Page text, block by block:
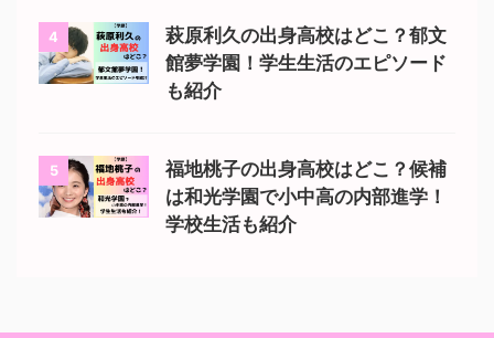
4
萩原利久の出身高校はどこ？郁文
館夢学園！学生生活のエピソード
も紹介
5
福地桃子の出身高校はどこ？候補
は和光学園で小中高の内部進学！
学校生活も紹介